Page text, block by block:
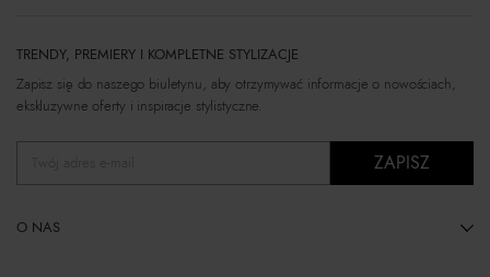
TRENDY, PREMIERY I KOMPLETNE STYLIZACJE
Zapisz się do naszego biuletynu, aby otrzymywać informacje o nowościach,
ekskluzywne oferty i inspiracje stylistyczne.
ZAPISZ
O NAS